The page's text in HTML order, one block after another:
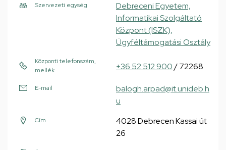
Szervezeti egység
Debreceni Egyetem,
Informatikai Szolgáltató
Központ (ISZK),
Ügyféltámogatási Osztály
Központi telefonszám,
mellék
+36 52 512 900/ 72268
E-mail
balogh.arpad@it.unideb.h
u
Cím
4028 Debrecen Kassai út
26